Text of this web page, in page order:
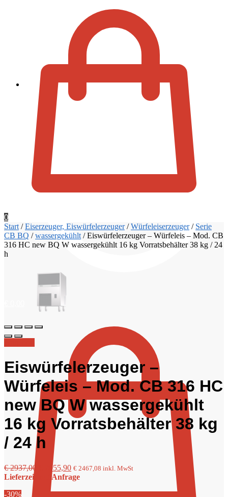
Zur Kassa
0
Start /Eiserzeuger, Eiswürfelerzeuger/Würfeleiserzeuger/ Serie
CB BQ /wassergekühlt /Eiswürfelerzeuger – Würfeleis – Mod. CB
316 HC new BQ W wassergekühlt 16 kg Vorratsbehälter 38 kg / 24
h
Eiswürfelerzeuger –
Würfeleis – Mod. CB 316 HC
new BQ W wassergekühlt
16 kg Vorratsbehälter 38 kg
/ 24 h
€2937,00
Ursprünglicher
Preis
war:
2055,90Aktueller
Preis
€ 2467,08 inkl. MwSt
Lieferzeit auf Anfrage
-30%